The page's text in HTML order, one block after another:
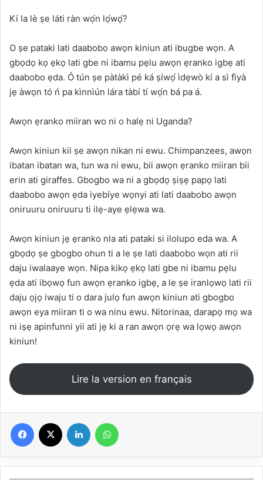
Kí la lè ṣe láti ràn wọ́n lọ́wọ́?
O ṣe pataki lati daabobo awọn kiniun ati ibugbe wọn. A
gbọdọ kọ ẹkọ lati gbe ni ibamu pẹlu awọn ẹranko igbẹ ati
daabobo ẹda. Ó tún ṣe pàtàkì pé ká ṣíwọ́ ìdẹwò kí a sì fìyà
jẹ àwọn tó ń pa kìnnìún lára ​​tàbí tí wọ́n bá pa á.
Awọn ẹranko miiran wo ni o halẹ ni Uganda?
Awọn kiniun kii ṣe awọn nikan ni ewu. Chimpanzees, awọn
ibatan ibatan wa, tun wa ni ewu, bii awọn ẹranko miiran bii
erin ati giraffes. Gbogbo wa ni a gbọdọ ṣiṣẹ papọ lati
daabobo awọn ẹda iyebíye wọnyi ati lati daabobo awọn
oniruuru oniruuru ti ilẹ-aye ẹlẹwa wa.
Awọn kiniun jẹ ẹranko nla ati pataki si ilolupo eda wa. A
gbọdọ ṣe gbogbo ohun ti a le ṣe lati daabobo wọn ati rii
daju iwalaaye wọn. Nipa kikọ ẹkọ lati gbe ni ibamu pẹlu
ẹda ati ibọwọ fun awọn ẹranko igbẹ, a le ṣe iranlọwọ lati rii
daju ọjọ iwaju ti o dara julọ fun awọn kiniun ati gbogbo
awọn eya miiran ti o wa ninu ewu. Nitorinaa, darapọ mọ wa
ni iṣẹ apinfunni yii ati jẹ ki a ran awọn ọrẹ wa lọwọ awọn
kiniun!
Lire la version en français
Facebook Linkedin